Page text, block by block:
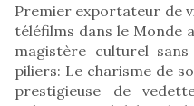
Premier exportateur de
téléfilms dans le Monde
magistère culturel
piliers: Le charisme de
prestigieuse de